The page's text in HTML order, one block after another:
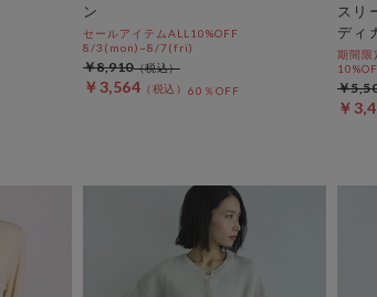
ン
セールアイテムALL10%OFF
8/3(mon)~8/7(fri)
￥3,564 60％OFF
￥8,910
スリ
ディ
期間限
￥
￥